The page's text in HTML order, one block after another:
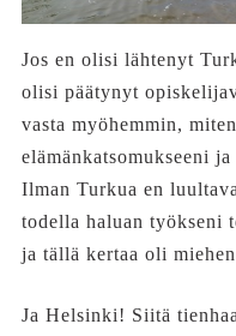
Jos en olisi lähtenyt
olisi päätynyt
vasta myöhemmin,
elämänkatsomukseeni
Ilman Turkua en
todella haluan työkseni
ja tällä kertaa oli
Ja Helsinki! Siitä